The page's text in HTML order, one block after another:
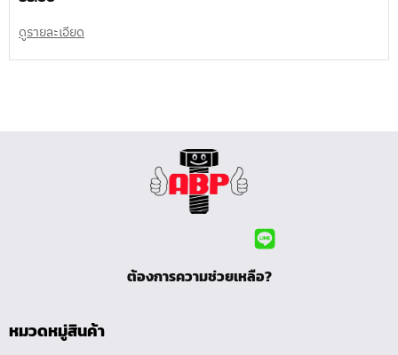
ดูรายละเอียด
ต้องการความช่วยเหลือ?
หมวดหมู่สินค้า